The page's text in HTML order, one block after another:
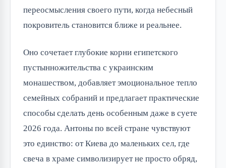
переосмысления своего пути, когда небесный
покровитель становится ближе и реальнее.
Оно сочетает глубокие корни египетского
пустынножительства с украинским
монашеством, добавляет эмоциональное тепло
семейных собраний и предлагает практические
способы сделать день особенным даже в суете
2026 года. Антоны по всей стране чувствуют
это единство: от Киева до маленьких сел, где
свеча в храме символизирует не просто обряд,